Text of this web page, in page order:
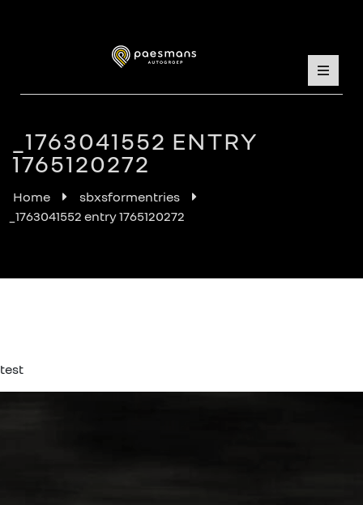
_1763041552 ENTRY
1765120272
Home
sbxsformentries
_1763041552 entry 1765120272
test